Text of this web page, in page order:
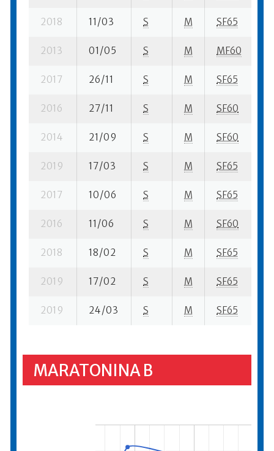
2018 11/03 S M SF65
2013 01/05 S M MF60
2017 26/11 S M SF65
2016 27/11 S M SF60
2014 21/09 S M SF60
2019 17/03 S M SF65
2017 10/06 S M SF65
2016 11/06 S M SF60
2018 18/02 S M SF65
2019 17/02 S M SF65
2019 24/03 S M SF65
MARATONINA B